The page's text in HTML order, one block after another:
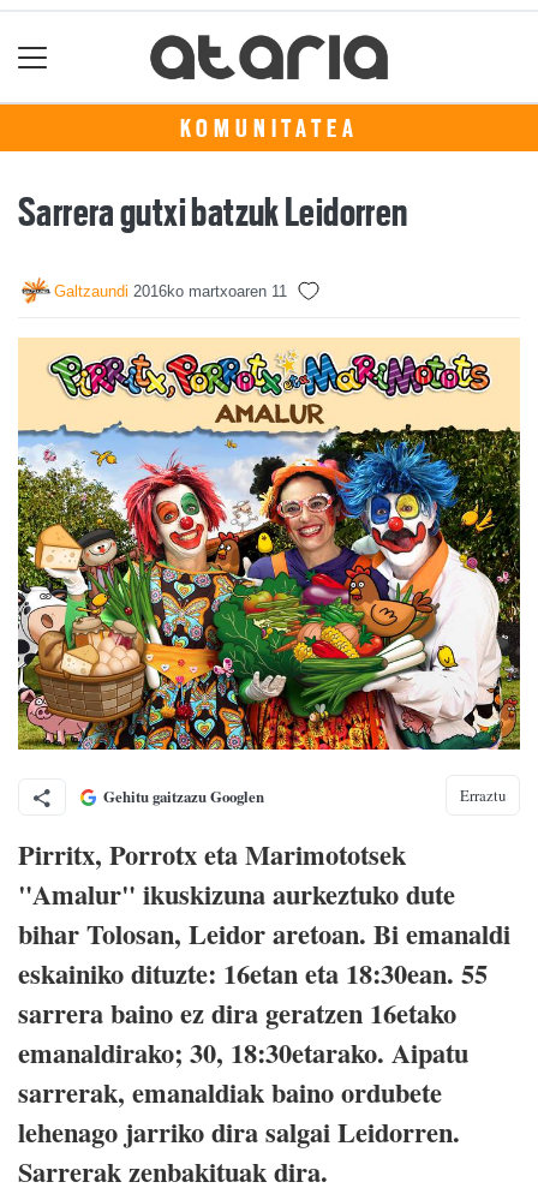
KOMUNITATEA
Sarrera gutxi batzuk Leidorren
Galtzaundi 2016ko martxoaren 11
Gehitu gaitzazu Googlen Erraztu
Pirritx, Porrotx eta Marimototsek
"Amalur" ikuskizuna aurkeztuko dute
bihar Tolosan, Leidor aretoan. Bi emanaldi
eskainiko dituzte: 16etan eta 18:30ean. 55
sarrera baino ez dira geratzen 16etako
emanaldirako; 30, 18:30etarako. Aipatu
sarrerak, emanaldiak baino ordubete
lehenago jarriko dira salgai Leidorren.
Sarrerak zenbakituak dira.